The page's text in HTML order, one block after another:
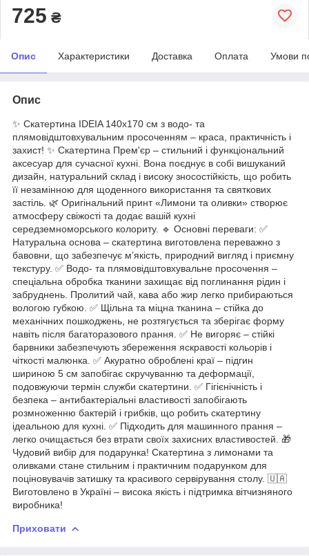
725 ₴
Опис Характеристики Доставка Оплата Умови
Опис
✨ Скатертина IDEIA 140x170 см з водо- та
плямовідштовхувальним просоченням – краса, практичність і
захист! ✨ Скатертина Прем'єр – стильний і функціональний
аксесуар для сучасної кухні. Вона поєднує в собі вишуканий
дизайн, натуральний склад і високу зносостійкість, що робить
її незамінною для щоденного використання та святкових
застіль. 🌿 Оригінальний принт «Лимони та оливки» створює
атмосферу свіжості та додає вашій кухні
середземноморського колориту. 🔹 Основні переваги: ✅
Натуральна основа – скатертина виготовлена переважно з
бавовни, що забезпечує м’якість, природний вигляд і приємну
текстуру. ✅ Водо- та плямовідштовхувальне просочення –
спеціальна обробка тканини захищає від поглинання рідин і
забруднень. Пролитий чай, кава або жир легко прибираються
вологою губкою. ✅ Щільна та міцна тканина – стійка до
механічних пошкоджень, не розтягується та зберігає форму
навіть після багаторазового прання. ✅ Не вигоряє – стійкі
барвники забезпечують збереження яскравості кольорів і
чіткості малюнка. ✅ Акуратно оброблені краї – підгин
шириною 5 см запобігає скручуванню та деформації,
подовжуючи термін служби скатертини. ✅ Гігієнічність і
безпека – антибактеріальні властивості запобігають
розмноженню бактерій і грибків, що робить скатертину
ідеальною для кухні. ✅ Підходить для машинного прання –
легко очищається без втрати своїх захисних властивостей. 🎁
Чудовий вибір для подарунка! Скатертина з лимонами та
оливками стане стильним і практичним подарунком для
поціновувачів затишку та красивого сервірування столу. 🇺🇦
Виготовлено в Україні – висока якість і підтримка вітчизняного
виробника!
Приховати